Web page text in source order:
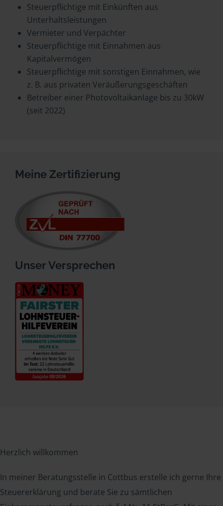
Steuerpflichtige mit Einkünften aus
Unterhaltsleistungen
Vermieter und Verpächter
Steuerpflichtige mit Einnahmen aus
Kapitalvermögen
Steuerpflichtige mit sonstigen Einnahmen, wie
z. B. aus privaten Veräußerungsgeschäften
Betreiber einer Photovoltaikanlage bis zu 30kW
(seit 2022)
Meine Zertifizierung
Unser Versprechen
Herzlich willkommen
In meiner Beratungsstelle in Cottbus erstelle ich gerne Ihre
Steuererklärung und berate Sie zu sämtlichen